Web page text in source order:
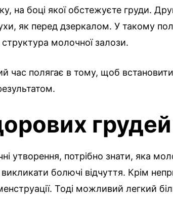
на боці якої обстежуєте груди.
як перед дзеркалом. У такому
молочної залози.
час полягає в тому, щоб
грудей
утворення, потрібно знати, яка
болючі відчуття. Крім
менструації. Тоді можливий легкий